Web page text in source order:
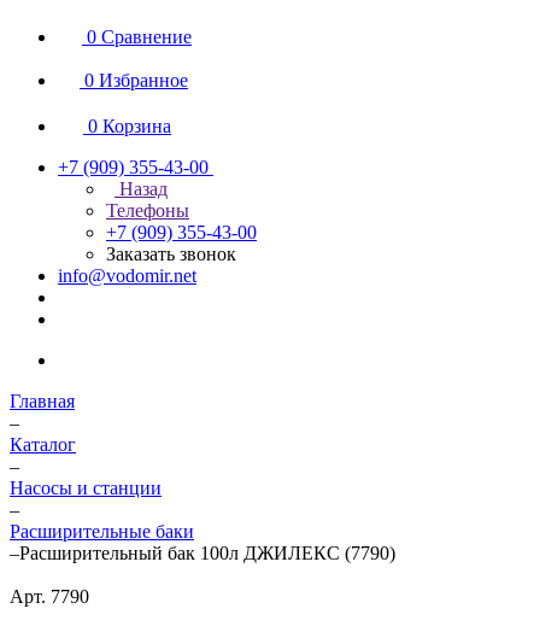
0 Сравнение
0 Избранное
0 Корзина
+7 (909) 355-43-00
Назад
Телефоны
+7 (909) 355-43-00
Заказать звонок
info@vodomir.net
Главная
–
Каталог
–
Насосы и станции
–
Расширительные баки
–Расширительный бак 100л ДЖИЛЕКС (7790)
Арт. 7790